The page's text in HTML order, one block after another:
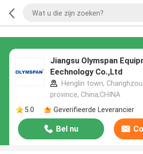
Jiangsu Olymspan
Eechnology Co.,Ltd
Henglin town,
province, China,CHINA
5.0
Geverifieerde Leverancier
Bel nu